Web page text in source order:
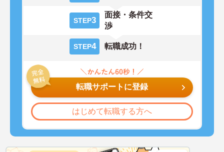
STEP3
面接・条件交
渉
STEP4 転職成功！
転職サポートに登録
はじめて転職する方へ